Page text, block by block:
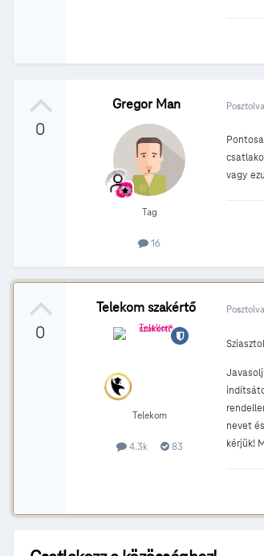
0
Gregor Man
Tag
16
vagy
0
Telekom szakértő
Telekom
4.3k 83
nevet
kérjük!